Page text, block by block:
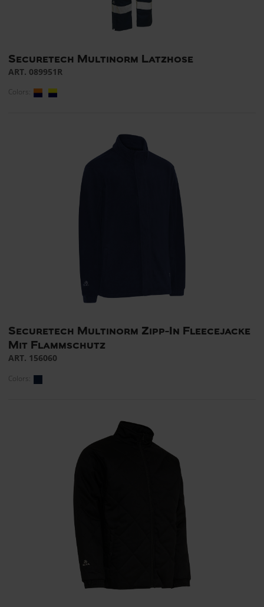
Securetech Multinorm Latzhose
ART. 089951R
Colors:
Securetech Multinorm Zipp-In Fleecejacke
Mit Flammschutz
ART. 156060
Colors: